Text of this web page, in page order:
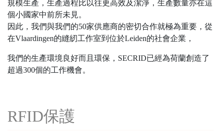
規模生產，生產過程比以往更高效及潔淨，生產數量亦在這
個小國家中前所未見。
因此，我們與我們的50家供應商的密切合作就極為重要，從
在Vlaardingen的縫紉工作室到位於Leiden的社會企業，
我們的生產環境良好而且環保，SECRID已經為荷蘭創造了
超過300個的工作機會。
RFID保護